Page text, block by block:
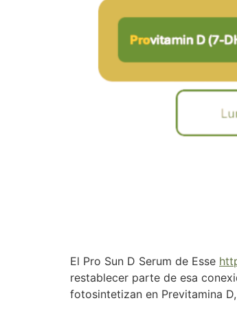
El Pro Sun D Serum de Esse
restablecer parte de esa
fotosintetizan en Previtamina